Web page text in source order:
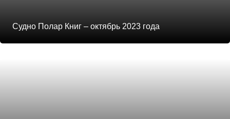
Судно Полар Книг – октябрь 2023 года